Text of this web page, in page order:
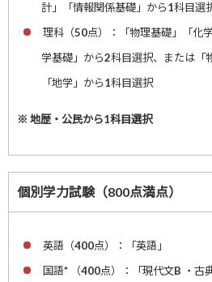
計」「情報関係基礎」から1科目選
理科（50点）：「物理基礎」「化
学基礎」から2科目選択、または「
「地学」から1科目選択
※ 地歴・公民から1科目選択
個別学力試験（800点満点）
英語（400点）：「英語」
国語* （400点）：「現代文B ・古典